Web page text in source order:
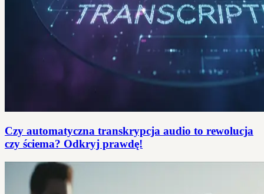
Czy automatyczna transkrypcja audio to rewolucja
czy ściema? Odkryj prawdę!